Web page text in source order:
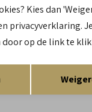
Kies dan
privacyverklaring.
op de link te